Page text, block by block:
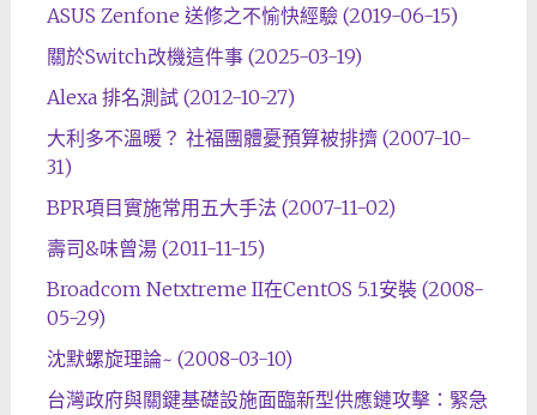
ASUS Zenfone 送修之不愉快經驗 (2019-06-15)
關於Switch改機這件事 (2025-03-19)
Alexa 排名測試 (2012-10-27)
大利多不溫暖？ 社福團體憂預算被排擠 (2007-10-
31)
BPR項目實施常用五大手法 (2007-11-02)
壽司&味曾湯 (2011-11-15)
Broadcom Netxtreme II在CentOS 5.1安裝 (2008-
05-29)
沈默螺旋理論~ (2008-03-10)
台灣政府與關鍵基礎設施面臨新型供應鏈攻擊：緊急